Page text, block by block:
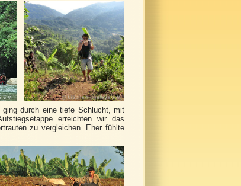
durch eine tiefe Schlucht, mit
erreichten wir das
zu vergleichen. Eher fühlte